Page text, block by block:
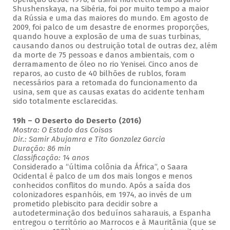
Shushenskaya, na Sibéria, foi por muito tempo a maior
da Rússia e uma das maiores do mundo. Em agosto de
2009, foi palco de um desastre de enormes proporções,
quando houve a explosão de uma de suas turbinas,
causando danos ou destruição total de outras dez, além
da morte de 75 pessoas e danos ambientais, com o
derramamento de óleo no rio Yenisei. Cinco anos de
reparos, ao custo de 40 bilhões de rublos, foram
necessários para a retomada do funcionamento da
usina, sem que as causas exatas do acidente tenham
sido totalmente esclarecidas.
19h – O Deserto do Deserto (2016)
Mostra: O Estado das Coisas
Dir.: Samir Abujamra e Tito Gonzalez Garcia
Duração: 86 min
Classificação: 14 anos
Considerado a “última colônia da África”, o Saara
Ocidental é palco de um dos mais longos e menos
conhecidos conflitos do mundo. Após a saída dos
colonizadores espanhóis, em 1974, ao invés de um
prometido plebiscito para decidir sobre a
autodeterminação dos beduínos saharauis, a Espanha
entregou o território ao Marrocos e à Mauritânia (que se